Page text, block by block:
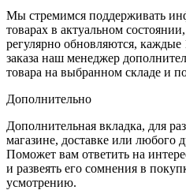
Мы стремимся поддерживать
товарах в актуальном
регулярно обновляются,
заказа наш менеджер
товара на выбранном складе и
Дополнительно
Дополнительная вкладка, для
магазине, доставке или любого
Поможет вам ответить на
и развеять его сомнения в
усмотрению.